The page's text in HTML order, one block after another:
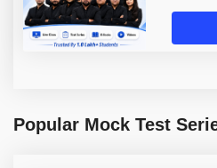
Popular Mock Test